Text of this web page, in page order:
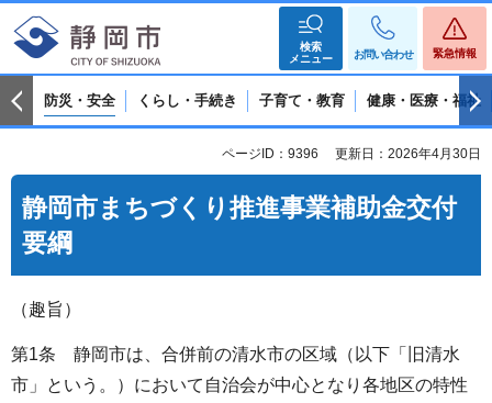
検索
メニュー
お問い合わせ 緊急情報
防災・安全 くらし・手続き 子育て・教育 健康・医療・福祉
ページID：9396 更新日：2026年4月30日
静岡市まちづくり推進事業補助金交付
要綱
（趣旨）
第1条 静岡市は、合併前の清水市の区域（以下「旧清水
市」という。）において自治会が中心となり各地区の特性